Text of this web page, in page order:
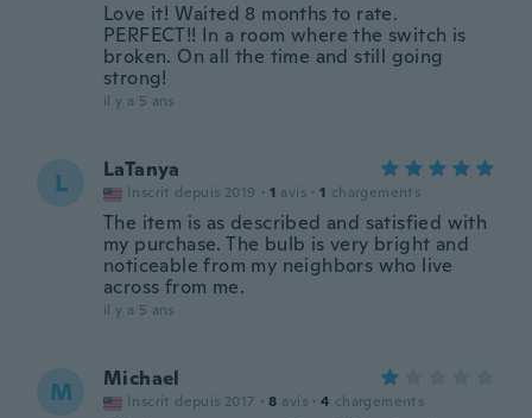
Love it! Waited 8 months to rate.
PERFECT!! In a room where the switch is
broken. On all the time and still going
strong!
il y a 5 ans
L LaTanya
Inscrit depuis 2019 · 1 avis · 1 chargements
The item is as described and satisfied with
my purchase. The bulb is very bright and
noticeable from my neighbors who live
across from me.
il y a 5 ans
M Michael
Inscrit depuis 2017 · 8 avis · 4 chargements